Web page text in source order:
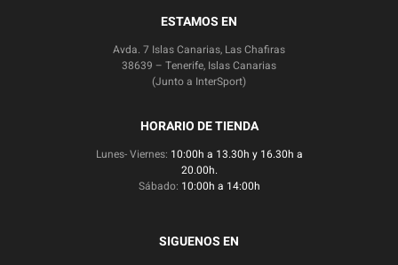
ESTAMOS EN
Avda. 7 Islas Canarias, Las Chafiras
38639 – Tenerife, Islas Canarias
(Junto a InterSport)
HORARIO DE TIENDA
Lunes- Viernes: 10:00h a 13.30h y 16.30h a
20.00h.
Sábado: 10:00h a 14:00h
SIGUENOS EN